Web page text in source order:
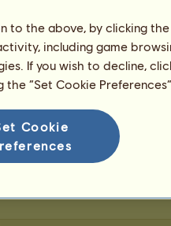
Mysticia-sama
to the above, by clicking
including game
If you wish to decline,
the “Set Cookie
Cookie